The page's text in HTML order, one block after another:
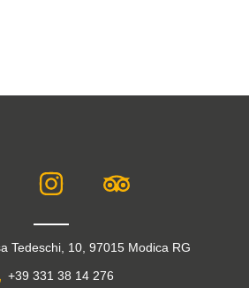
I
n
s
t
a
T
r
p
Tedeschi, 10, 97015 Modica RG
+39 331 38 14 276